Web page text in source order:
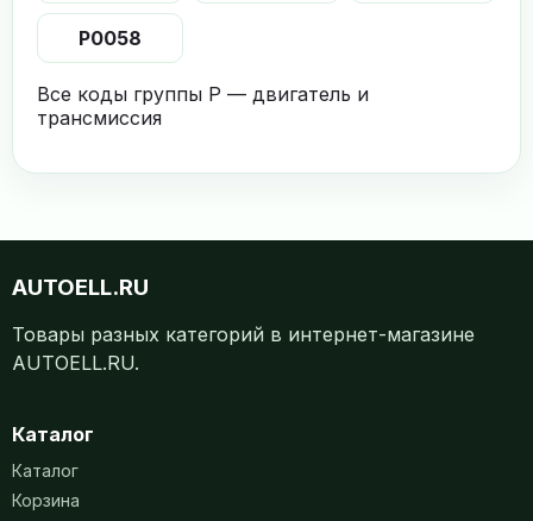
P0058
Все коды группы P — двигатель и
трансмиссия
AUTOELL.RU
Товары разных категорий в интернет-магазине
AUTOELL.RU.
Каталог
Каталог
Корзина